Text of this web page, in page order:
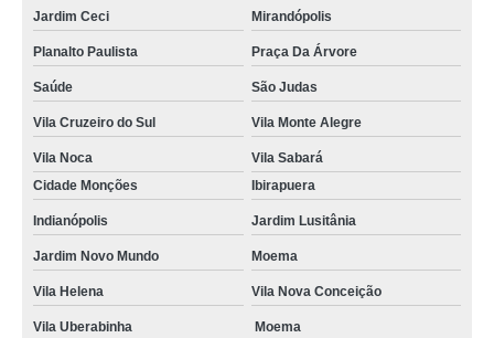
Jardim Ceci Mirandópolis
Planalto Paulista Praça Da Árvore
Saúde São Judas
Vila Cruzeiro do Sul Vila Monte Alegre
Vila Noca
Vila Sabará
Cidade Monções
Ibirapuera
Indianópolis Jardim Lusitânia
Jardim Novo Mundo Moema
Vila Helena Vila Nova Conceição
Vila Uberabinha
Moema